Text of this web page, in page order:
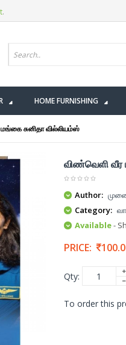
.
HOME FURNISHING
சுனிதா வில்லியம்ஸ்
விண்வெளி வீர
Author:
Category:
Available-
PRICE:
Qty:
To order this